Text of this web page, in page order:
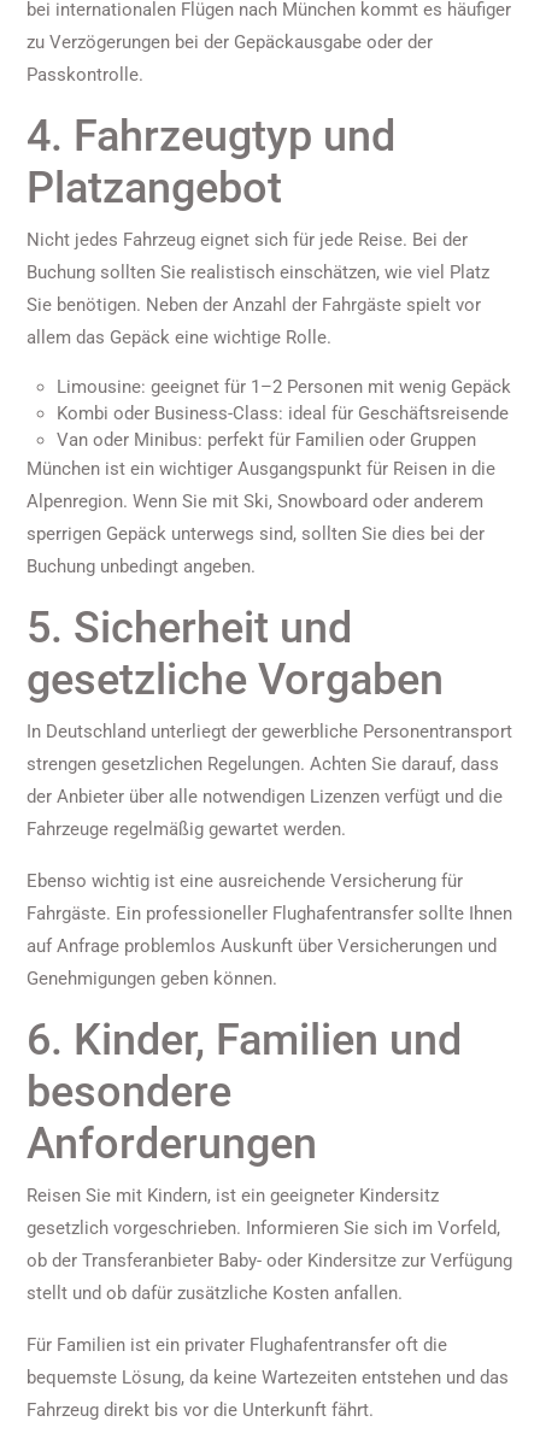
bei internationalen Flügen nach München kommt es häufiger
zu Verzögerungen bei der Gepäckausgabe oder der
Passkontrolle.
4. Fahrzeugtyp und
Platzangebot
Nicht jedes Fahrzeug eignet sich für jede Reise. Bei der
Buchung sollten Sie realistisch einschätzen, wie viel Platz
Sie benötigen. Neben der Anzahl der Fahrgäste spielt vor
allem das Gepäck eine wichtige Rolle.
Limousine: geeignet für 1–2 Personen mit wenig Gepäck
Kombi oder Business-Class: ideal für Geschäftsreisende
Van oder Minibus: perfekt für Familien oder Gruppen
München ist ein wichtiger Ausgangspunkt für Reisen in die
Alpenregion. Wenn Sie mit Ski, Snowboard oder anderem
sperrigen Gepäck unterwegs sind, sollten Sie dies bei der
Buchung unbedingt angeben.
5. Sicherheit und
gesetzliche Vorgaben
In Deutschland unterliegt der gewerbliche Personentransport
strengen gesetzlichen Regelungen. Achten Sie darauf, dass
der Anbieter über alle notwendigen Lizenzen verfügt und die
Fahrzeuge regelmäßig gewartet werden.
Ebenso wichtig ist eine ausreichende Versicherung für
Fahrgäste. Ein professioneller Flughafentransfer sollte Ihnen
auf Anfrage problemlos Auskunft über Versicherungen und
Genehmigungen geben können.
6. Kinder, Familien und
besondere
Anforderungen
Reisen Sie mit Kindern, ist ein geeigneter Kindersitz
gesetzlich vorgeschrieben. Informieren Sie sich im Vorfeld,
ob der Transferanbieter Baby- oder Kindersitze zur Verfügung
stellt und ob dafür zusätzliche Kosten anfallen.
Für Familien ist ein privater Flughafentransfer oft die
bequemste Lösung, da keine Wartezeiten entstehen und das
Fahrzeug direkt bis vor die Unterkunft fährt.